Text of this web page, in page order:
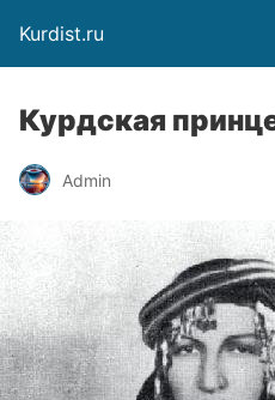
Kurdist.ru
Курдская
Admin